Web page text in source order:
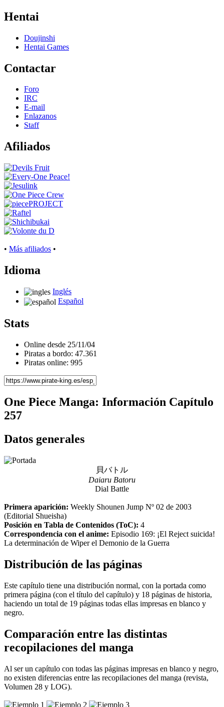
Hentai
Doujinshi
Hentai Games
Contactar
Foro
IRC
E-mail
Enlazanos
Staff
Afiliados
• Más afiliados •
Idioma
Inglés
Español
Stats
Online desde 25/11/04
Piratas a bordo: 47.361
Piratas online: 995
One Piece Manga: Información Capítulo
257
Datos generales
貝バトル
Daiaru Batoru
Dial Battle
Primera aparición: Weekly Shounen Jump Nº 02 de 2003
(Editorial Shueisha)
Posición en Tabla de Contenidos (ToC): 4
Correspondencia con el anime: Episodio 169: ¡El Reject suicida!
La determinación de Wiper el Demonio de la Guerra
Distribución de las páginas
Este capítulo tiene una distribución normal, con la portada como
primera página (con el título del capítulo) y 18 páginas de historia,
haciendo un total de 19 páginas todas ellas impresas en blanco y
negro.
Comparación entre las distintas
recopilaciones del manga
Al ser un capítulo con todas las páginas impresas en blanco y negro,
no existen diferencias entre las recopilaciones del manga (revista,
Volumen 28 y LOG).